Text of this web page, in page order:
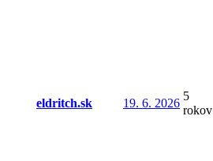
eldritch.sk 19. 6. 2026
5
rokov